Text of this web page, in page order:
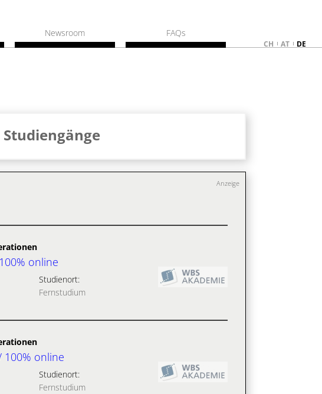
CH AT DE
Studiengänge
Anzeige
online
Studienort:
Fernstudium
100% online
Studienort:
Fernstudium
Newsroom FAQs